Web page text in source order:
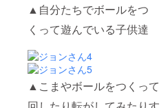
▲自分たちでボールをつ
くって遊んでいる子供達
▲こまやボールをつくって